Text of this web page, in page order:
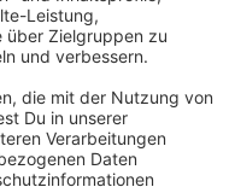
der Konkurrenz